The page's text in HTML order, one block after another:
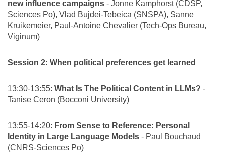
new influence campaigns - Jonne Kamphorst (CDSP,
Sciences Po), Vlad Bujdei-Tebeica (SNSPA), Sanne
Kruikemeier, Paul-Antoine Chevalier (Tech-Ops Bureau,
Viginum)
Session 2: When political preferences get learned
13:30-13:55: What Is The Political Content in LLMs? -
Tanise Ceron (Bocconi University)
13:55-14:20: From Sense to Reference: Personal
Identity in Large Language Models - Paul Bouchaud
(CNRS-Sciences Po)